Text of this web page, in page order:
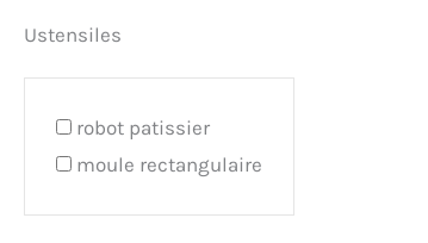
Ustensiles
robot patissier
moule rectangulaire